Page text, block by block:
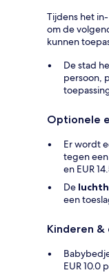
Tijdens het
om de
kunnen
De stad
persoon,
Optionele
Er wordt
tegen een
en EUR
De
een
Kinderen
EUR 10.0